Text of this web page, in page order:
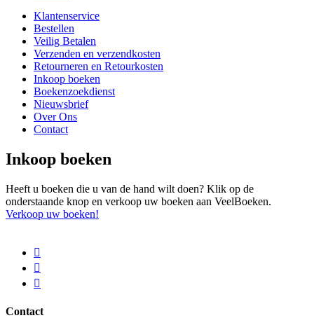
Klantenservice
Bestellen
Veilig Betalen
Verzenden en verzendkosten
Retourneren en Retourkosten
Inkoop boeken
Boekenzoekdienst
Nieuwsbrief
Over Ons
Contact
Inkoop boeken
Heeft u boeken die u van de hand wilt doen? Klik op de
onderstaande knop en verkoop uw boeken aan VeelBoeken.
Verkoop uw boeken!
Contact